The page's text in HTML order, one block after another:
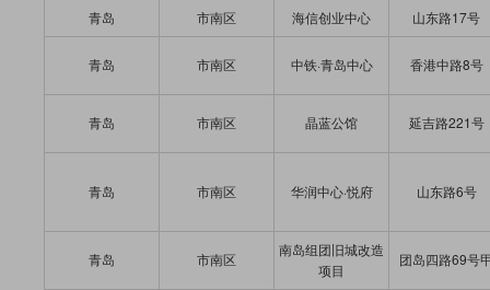
青岛 市南区 海信创业中心 山东路17号
青岛 市南区 中铁·青岛中心 香港中路8号
青岛 市南区 晶蓝公馆 延吉路221号
青岛 市南区 华润中心·悦府 山东路6号
青岛 市南区
南岛组团旧城改造
项目
团岛四路69号